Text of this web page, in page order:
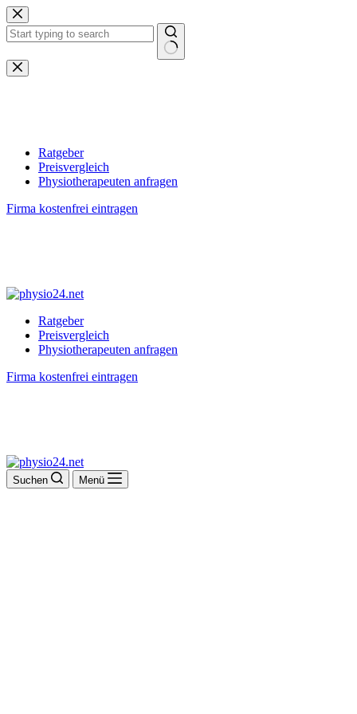
Zum
Inhalt
springen
Keine
Ergebnisse
Ratgeber
Preisvergleich
Physiotherapeuten anfragen
Firma kostenfrei eintragen
Ratgeber
Preisvergleich
Physiotherapeuten anfragen
Firma kostenfrei eintragen
Suchen Menü